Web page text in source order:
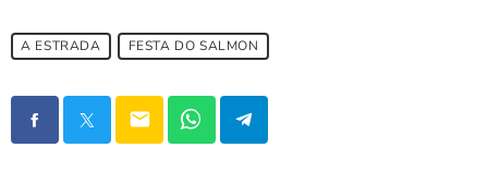
A ESTRADA FESTA DO SALMON
email